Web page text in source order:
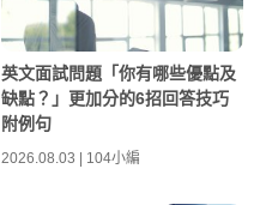
英文面試問題「你有哪些優點及
缺點？」更加分的6招回答技巧
附例句
2026.08.03 | 104小編